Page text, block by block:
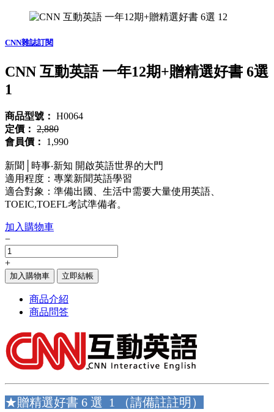
CNN雜誌訂閱
CNN 互動英語 一年12期+贈精選好書 6選
1
商品型號： H0064
定價： 2,880
會員價：
1,990
新聞│時事‧新知 開啟英語世界的大門
適用程度：專業新聞英語學習
適合對象：準備出國、生活中需要大量使用英語、
TOEIC,TOEFL考試準備者。
加入購物車
−
+
加入購物車 立即結帳
商品介紹
商品問答
★贈精選好書 6 選 1 （請備註註明）